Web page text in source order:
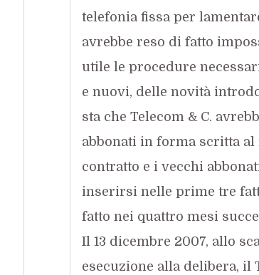
telefonia fissa per
avrebbe reso di fatto
utile le procedure
e nuovi, delle novità
sta che Telecom & C.
abbonati in forma scritta
contratto e i vecchi
inserirsi nelle prime tre
fatto nei quattro mesi
Il 13 dicembre 2007, allo
esecuzione alla delibera, il